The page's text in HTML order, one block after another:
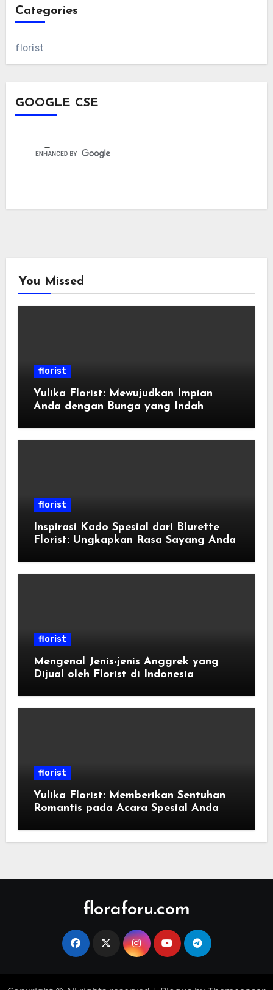
Categories
florist
GOOGLE CSE
You Missed
florist
Yulika Florist: Mewujudkan Impian
Anda dengan Bunga yang Indah
florist
Inspirasi Kado Spesial dari Blurette
Florist: Ungkapkan Rasa Sayang Anda
florist
Mengenal Jenis-jenis Anggrek yang
Dijual oleh Florist di Indonesia
florist
Yulika Florist: Memberikan Sentuhan
Romantis pada Acara Spesial Anda
floraforu.com